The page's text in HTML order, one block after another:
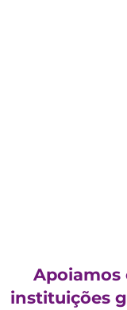
Apoiamos
instituições